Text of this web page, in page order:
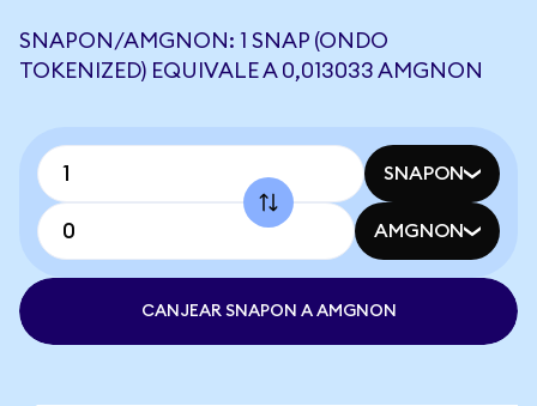
SNAPON/AMGNON: 1 SNAP (ONDO
TOKENIZED) EQUIVALE A 0,013033 AMGNON
SNAPON
AMGNON
CANJEAR SNAPON A AMGNON